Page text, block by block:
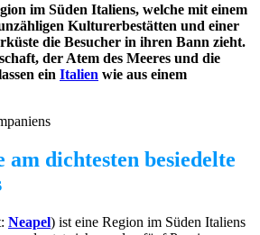
im Süden Italiens, welche mit einem
Kulturerbestätten und einer
die Besucher in ihren Bann zieht.
der Atem des Meeres und die
ein Italien wie aus einem
am dichtesten besiedelte
Neapel) ist eine Region im Süden Italiens